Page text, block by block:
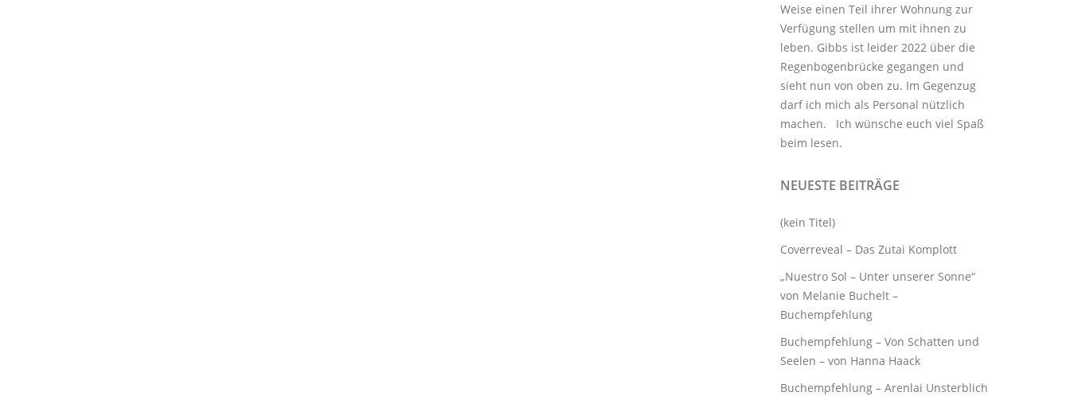
Weise einen Teil ihrer Wohnung zur
Verfügung stellen um mit ihnen zu
leben. Gibbs ist leider 2022 über die
Regenbogenbrücke gegangen und
sieht nun von oben zu. Im Gegenzug
darf ich mich als Personal nützlich
machen. Ich wünsche euch viel Spaß
beim lesen.
NEUESTE BEITRÄGE
(kein Titel)
Coverreveal – Das Zutai Komplott
„Nuestro Sol – Unter unserer Sonne“
von Melanie Buchelt –
Buchempfehlung
Buchempfehlung – Von Schatten und
Seelen – von Hanna Haack
Buchempfehlung – Arenlai Unsterblich